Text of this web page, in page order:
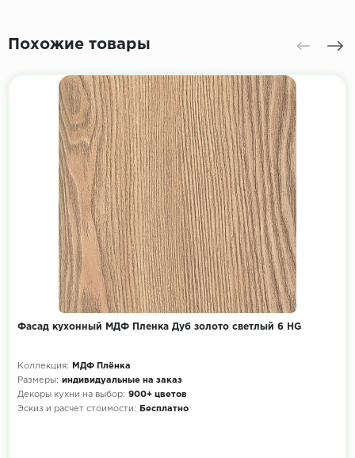
Похожие товары
Фасад кухонный МДФ Пленка Дуб золото светлый 6 HG
Коллекция:
МДФ Плёнка
Размеры: индивидуальные на заказ
Декоры кухни на выбор: 900+ цветов
Эскиз и расчет стоимости:
Бесплатно